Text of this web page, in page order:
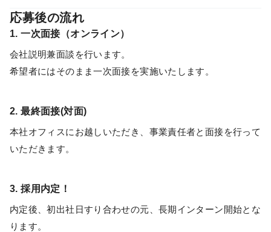
応募後の流れ
1. 一次面接（オンライン）
会社説明兼面談を行います。
希望者にはそのまま一次面接を実施いたします。
2. 最終面接(対面)
本社オフィスにお越しいただき、事業責任者と面接を行って
いただきます。
3. 採用内定！
内定後、初出社日すり合わせの元、長期インターン開始とな
ります。